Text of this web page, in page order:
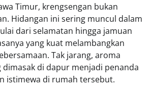
Timur, krengsengan bukan
Hidangan ini sering muncul dalam
dari selamatan hingga jamuan
yang kuat melambangkan
Tak jarang, aroma
dimasak di dapur menjadi penanda
istimewa di rumah tersebut.